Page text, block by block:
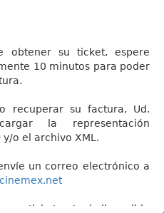
obtener su ticket, espere
10 minutos para poder
recuperar su factura, Ud.
la representación
y/o el archivo XML.
un correo electrónico a
su ticket estará disponible